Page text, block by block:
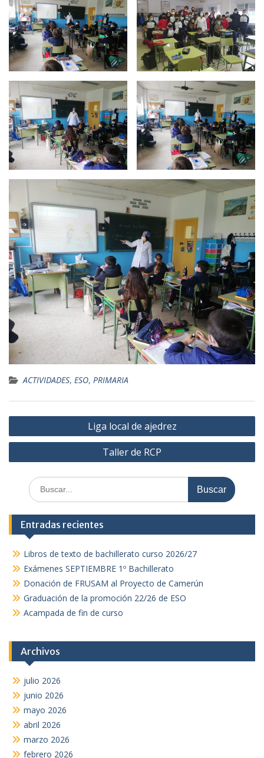
ACTIVIDADES, ESO, PRIMARIA
Navegación
de
Liga local de ajedrez
Taller de RCP
Buscar:
Entradas recientes
Libros de texto de bachillerato curso 2026/27
Exámenes SEPTIEMBRE 1º Bachillerato
Donación de FRUSAM al Proyecto de Camerún
Graduación de la promoción 22/26 de ESO
Acampada de fin de curso
Archivos
julio 2026
junio 2026
mayo 2026
abril 2026
marzo 2026
febrero 2026